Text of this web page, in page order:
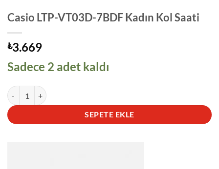
Casio LTP-VT03D-7BDF Kadın Kol Saati
₺3.669
Sadece 2 adet kaldı
Casio LTP-VT03D-7BDF Kadın Kol Saati adet
SEPETE EKLE